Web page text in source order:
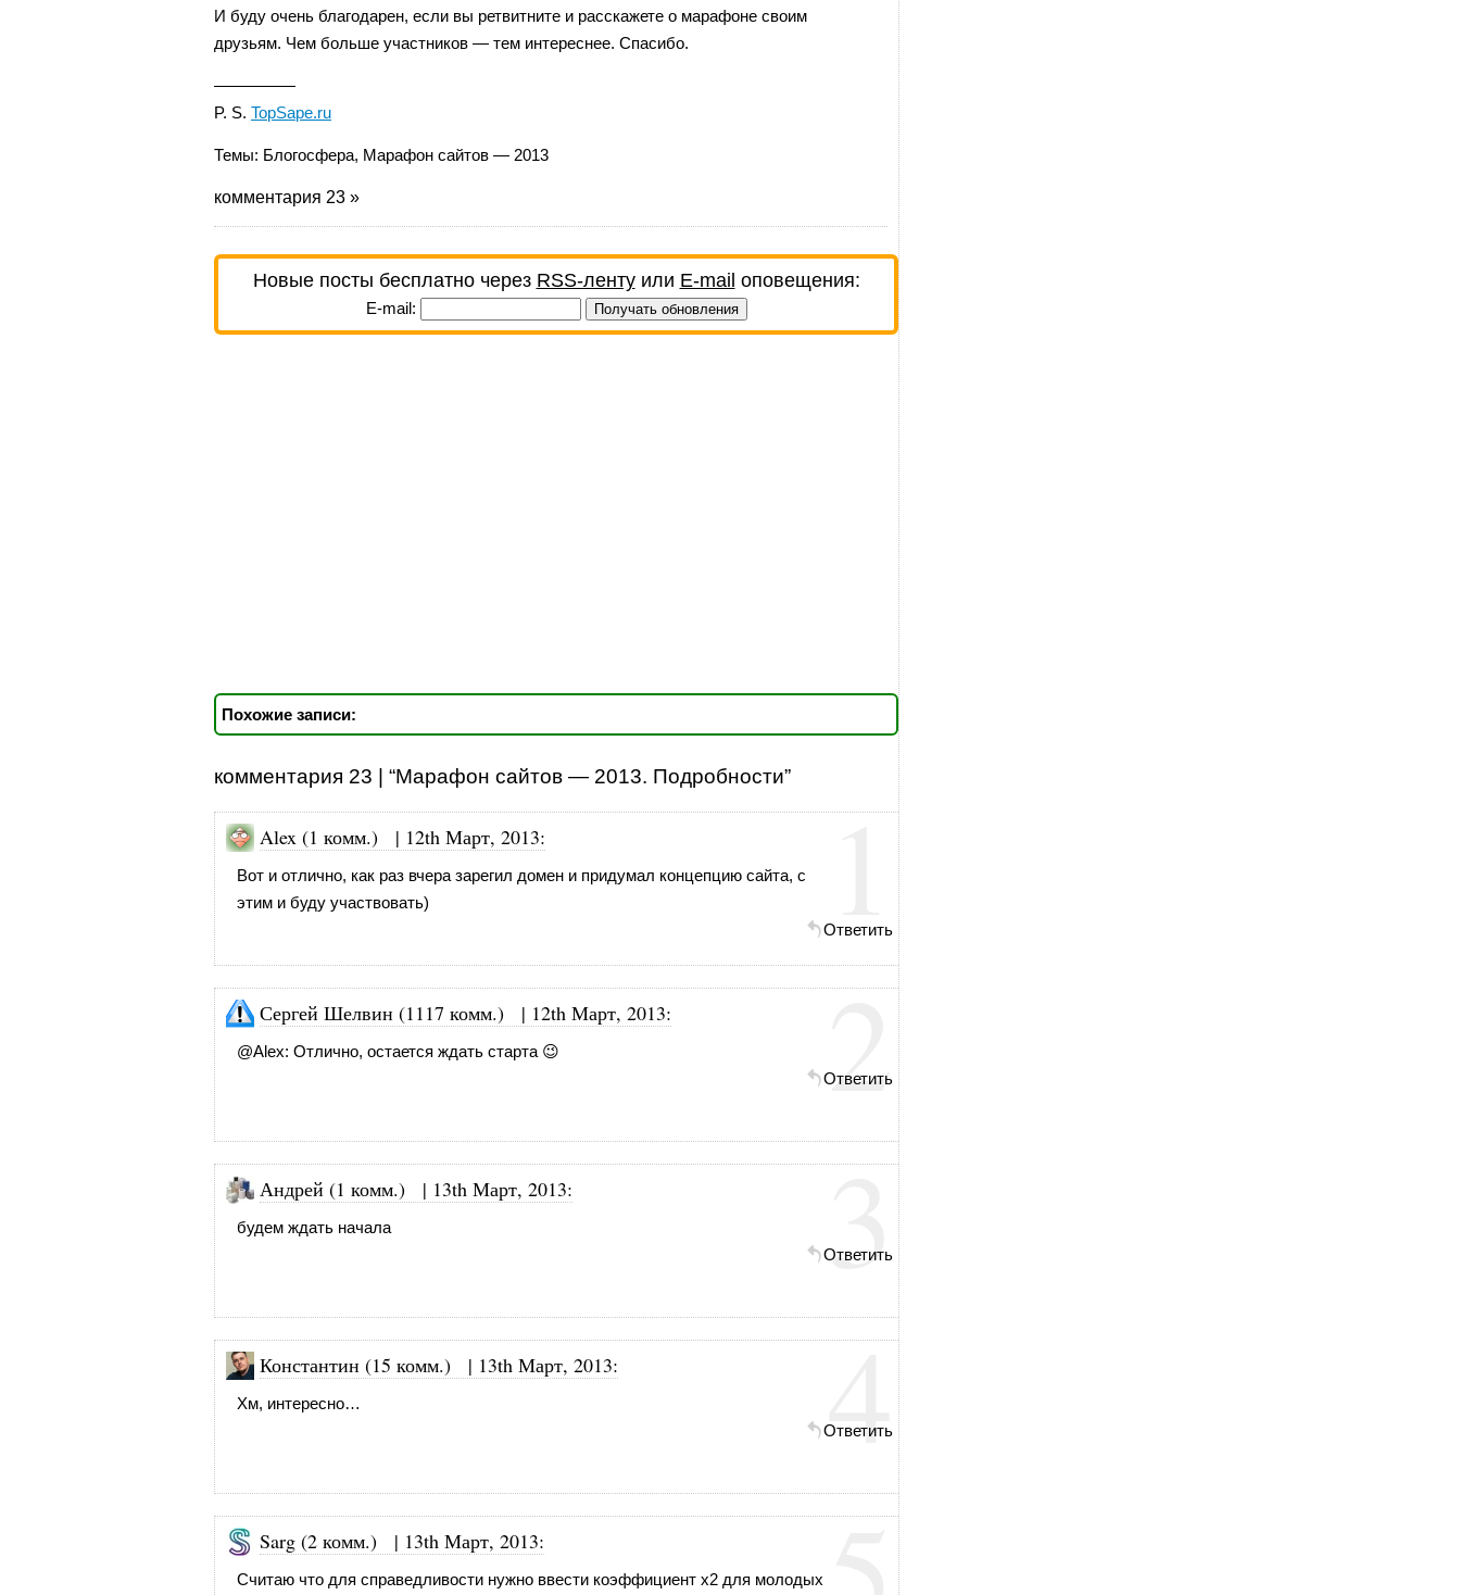
И буду очень благодарен, если вы ретвитните и расскажете о марафоне своим
друзьям. Чем больше участников — тем интереснее. Спасибо.
—————
P. S. TopSape.ru
Темы: Блогосфера, Марафон сайтов — 2013
комментария 23 »
Новые посты бесплатно через RSS-лентуили E-mail оповещения:
E-mail:
Похожие записи:
комментария 23 | “Марафон сайтов — 2013. Подробности”
1
Alex (1 комм.) | 12th Март, 2013:
Вот и отлично, как раз вчера зарегил домен и придумал концепцию сайта, с
этим и буду участвовать)
Ответить
2
Сергей Шелвин (1117 комм.) | 12th Март, 2013:
@Alex: Отлично, остается ждать старта 😉
Ответить
3
Андрей (1 комм.) | 13th Март, 2013:
будем ждать начала
Ответить
4
Константин (15 комм.) | 13th Март, 2013:
Хм, интересно…
Ответить
Sarg (2 комм.) | 13th Март, 2013:
Считаю что для справедливости нужно ввести коэффициент x2 для молодых